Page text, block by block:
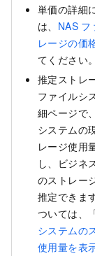
単価の詳細
は、 NAS フ
レージの価
てください。
推定ストレ
ファイルシ
細ページで
システムの
レージ使用
し、ビジネ
のストレー
推定できま
ついては、
システムの
使用量を表